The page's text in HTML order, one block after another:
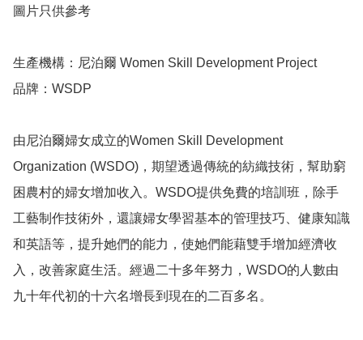
圖片只供參考
生產機構：尼泊爾 Women Skill Development Project
品牌：WSDP
由尼泊爾婦女成立的Women Skill Development
Organization (WSDO)，期望透過傳統的紡織技術，幫助窮
困農村的婦女增加收入。WSDO提供免費的培訓班，除手
工藝制作技術外，還讓婦女學習基本的管理技巧、健康知識
和英語等，提升她們的能力，使她們能藉雙手增加經濟收
入，改善家庭生活。經過二十多年努力，WSDO的人數由
九十年代初的十六名增長到現在的二百多名。